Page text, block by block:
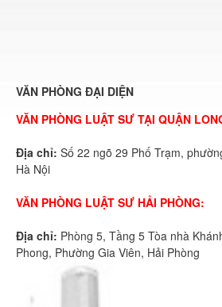
VĂN PHÒNG ĐẠI DIỆN
VĂN PHÒNG LUẬT SƯ TẠI QUẬN
Địa chỉ: Số 22 ngõ 29 Phố Trạm,
Hà Nội
VĂN PHÒNG LUẬT SƯ HẢI PHÒNG:
Địa chỉ: Phòng 5, Tầng 5 Tòa nhà
Phong, Phường Gia Viên, Hải Phòng